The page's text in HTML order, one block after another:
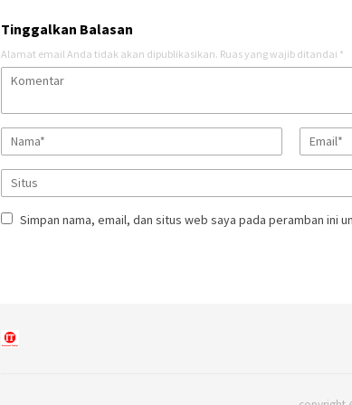
Tinggalkan Balasan
Alamat email Anda tidak akan dipublikasikan. Ruas yang wajib ditandai *
Simpan nama, email, dan situs web saya pada peramban ini